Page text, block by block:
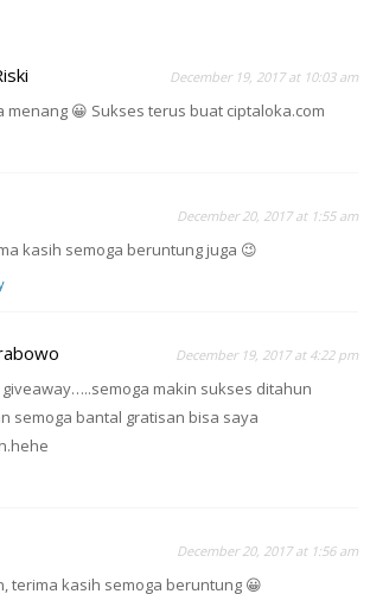
December 19, 2017 at 10:03 am
menang 😀 Sukses terus buat ciptaloka.com
December 20, 2017 at 1:55 am
kasih semoga beruntung juga 😉
December 19, 2017 at 4:22 pm
makin sukses ditahun
semoga bantal gratisan bisa saya
December 20, 2017 at 1:56 am
terima kasih semoga beruntung 😀